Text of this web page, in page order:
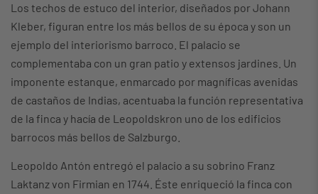
Los techos de estuco del interior, diseñados por Johann
Kleber, figuran entre los más bellos de su época y son un
ejemplo del interiorismo barroco. El palacio se
complementaba con un gran patio y extensos jardines. Un
imponente estanque, enmarcado por magníficas avenidas
de castaños de Indias, acentuaba la función representativa
de la finca y hacía de Leopoldskron uno de los edificios
barrocos más bellos de Salzburgo.
Leopoldo Antón entregó el palacio a su sobrino Franz
Laktanz von Firmian en 1744. Éste enriqueció la finca con